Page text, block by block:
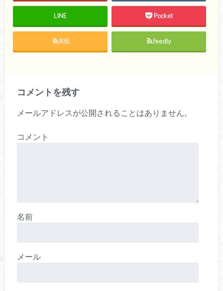
LINE Pocket
RSS feedly
コメントを残す
メールアドレスが公開されることはありません。
コメント
名前
メール